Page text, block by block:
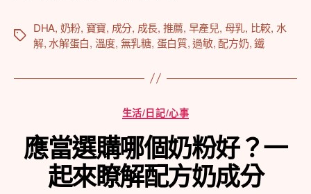
標
DHA, 奶粉, 寶寶, 成分, 成長, 推薦, 早產兒, 母乳, 比較, 水
解, 水解蛋白, 溫度, 無乳糖, 蛋白質,過敏,配方奶,鐵
分
類
生活/日記/心事
應當選購哪個奶粉好？一
起來瞭解配方奶成分